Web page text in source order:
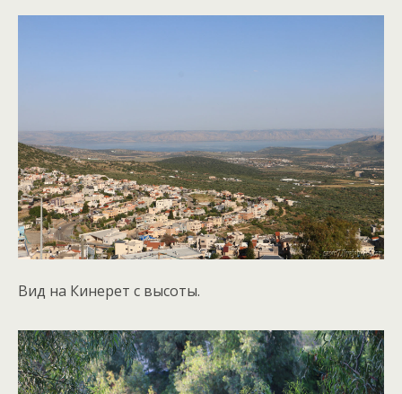
Вид на Кинерет с высоты.